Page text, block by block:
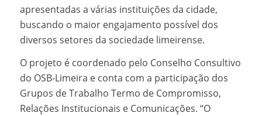
apresentadas a várias instituições da cidade,
buscando o maior engajamento possível dos
diversos setores da sociedade limeirense.
O projeto é coordenado pelo Conselho Consultivo
do OSB-Limeira e conta com a participação dos
Grupos de Trabalho Termo de Compromisso,
Relações Institucionais e Comunicações. “O